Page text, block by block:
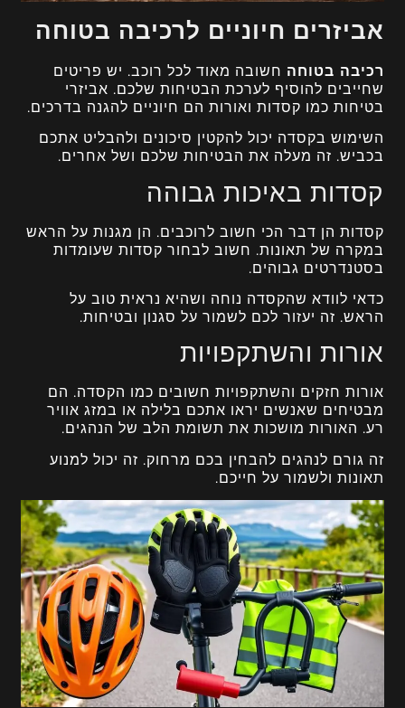
אביזרים חיוניים לרכיבה בטוחה
רכיבה בטוחה חשובה מאוד לכל רוכב. יש פריטים
שחייבים להוסיף לערכת הבטיחות שלכם. אביזרי
בטיחות כמו קסדות ואורות הם חיוניים להגנה בדרכים.
השימוש בקסדה יכול להקטין סיכונים ולהבליט אתכם
בכביש. זה מעלה את הבטיחות שלכם ושל אחרים.
קסדות באיכות גבוהה
קסדות הן דבר הכי חשוב לרוכבים. הן מגנות על הראש
במקרה של תאונות. חשוב לבחור קסדות שעומדות
בסטנדרטים גבוהים.
כדאי לוודא שהקסדה נוחה ושהיא נראית טוב על
הראש. זה יעזור לכם לשמור על סגנון ובטיחות.
אורות והשתקפויות
אורות חזקים והשתקפויות חשובים כמו הקסדה. הם
מבטיחים שאנשים יראו אתכם בלילה או במזג אוויר
רע. האורות מושכות את תשומת הלב של הנהגים.
זה גורם לנהגים להבחין בכם מרחוק. זה יכול למנוע
תאונות ולשמור על חייכם.